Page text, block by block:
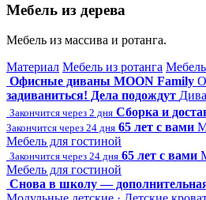
Мебель из дерева
Мебель из массива и ротанга.
Материал Мебель из ротанга
Офисные диваны MOON Family
задиваниться! Дела подождут
Закончится через 2 дня Сборка и
Закончится через 24 дня 65 лет с вами
Мебель для гостиной
Закончится через 24 дня 65 лет с вами
Мебель для гостиной
Снова в школу —